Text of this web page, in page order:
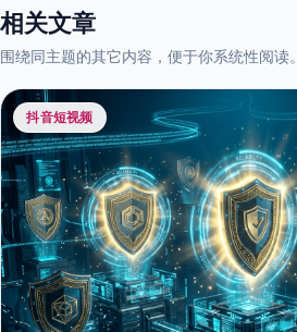
相关文章
围绕同主题的其它内容，便于你系统性阅读。
抖音短视频